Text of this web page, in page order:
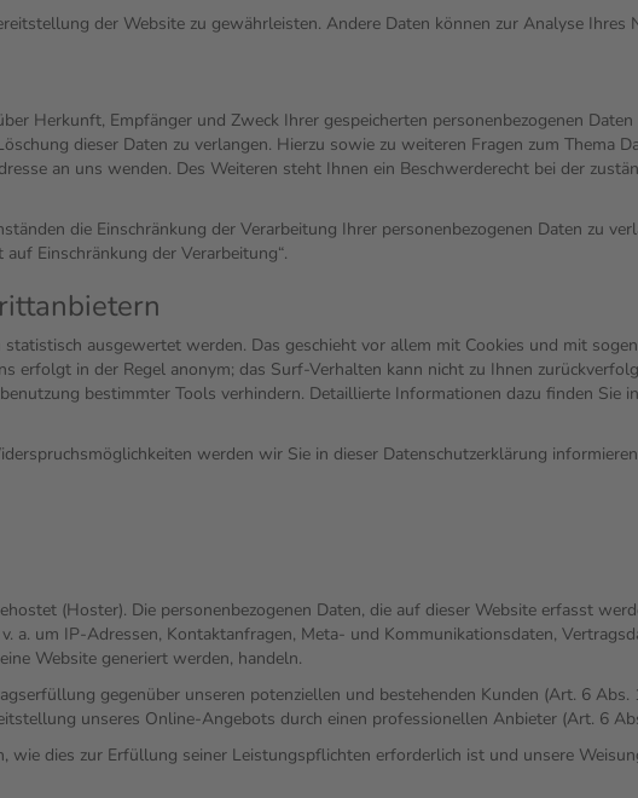
der Website zu gewährleisten. Andere Daten können zur Analyse Ihres
Herkunft, Empfänger und Zweck Ihrer gespeicherten personenbezogenen Daten
dieser Daten zu verlangen. Hierzu sowie zu weiteren Fragen zum Thema
an uns wenden. Des Weiteren steht Ihnen ein Beschwerderecht bei der
die Einschränkung der Verarbeitung Ihrer personenbezogenen Daten zu
Einschränkung der Verarbeitung“.
ausgewertet werden. Das geschieht vor allem mit Cookies und mit
erfolgt in der Regel anonym; das Surf-Verhalten kann nicht zu Ihnen
bestimmter Tools verhindern. Detaillierte Informationen dazu finden Sie
werden wir Sie in dieser Datenschutzerklärung
(Hoster). Die personenbezogenen Daten, die auf dieser Website erfasst
a. um IP-Adressen, Kontaktanfragen, Meta- und Kommunikationsdaten,
Website generiert werden, handeln.
gegenüber unseren potenziellen und bestehenden Kunden (Art. 6 Abs.
unseres Online-Angebots durch einen professionellen Anbieter (Art. 6
dies zur Erfüllung seiner Leistungspflichten erforderlich ist und unsere